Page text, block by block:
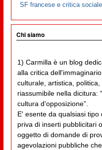
SF francese e critica sociale
Chi siamo
1) Carmilla è un blog
alla critica
culturale, artistica, politica,
riassumibile nella dicitura:
cultura d'opposizione”.
E' esente da qualsiasi
priva di inserti pubblicitari
oggetto di domande di
agevolazioni pubbliche